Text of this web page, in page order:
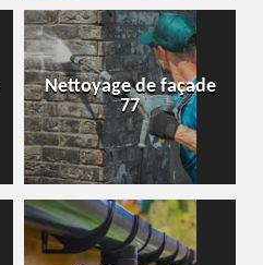
Nettoyage de façade
77